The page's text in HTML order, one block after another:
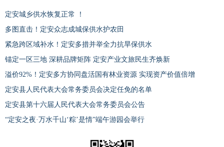
定安城乡供水恢复正常 ！
多图直击！定安众志成城保供水护农田
紧急跨区域补水！定安多措并举全力抗旱保供水
锚定一区三地 深耕品牌矩阵 定安产业文旅民生齐焕新
溢价92%！定安多方协同盘活国有林业资源 实现资产价值倍增
定安县人民代表大会常务委员会决定任免的名单
定安县第十六届人民代表大会常务委员会公告
“定安之夜·万水千山‘粽’是情”端午游园会举行